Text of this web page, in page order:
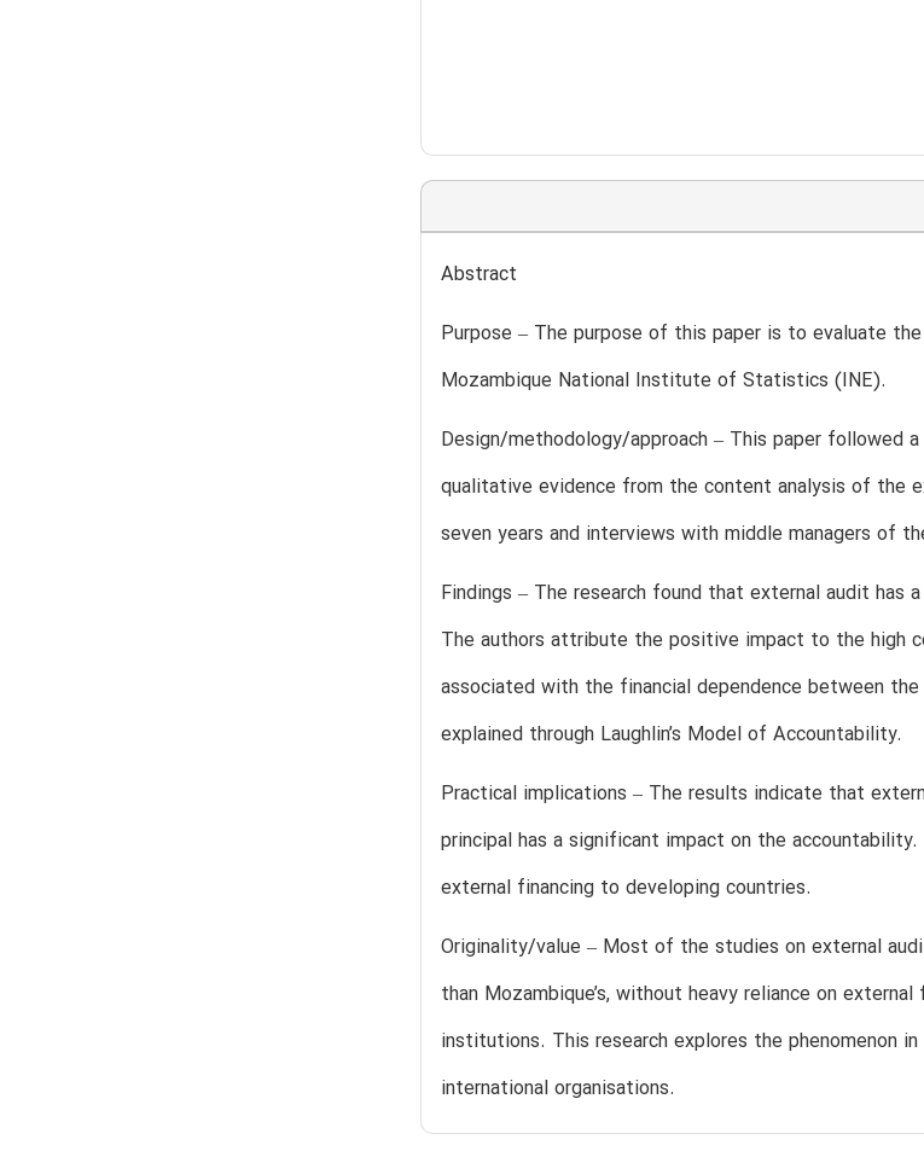
Abstract
Purpose – The purpose of this paper is to evaluate
Mozambique National Institute of Statistics (INE).
Design/methodology/approach – This paper followed
qualitative evidence from the content analysis of the
seven years and interviews with middle managers of
Findings – The research found that external audit has
The authors attribute the positive impact to the high
associated with the financial dependence between
explained through Laughlin’s Model of Accountability.
Practical implications – The results indicate that
principal has a significant impact on the
external financing to developing countries.
Originality/value – Most of the studies on external
than Mozambique’s, without heavy reliance on
institutions. This research explores the phenomenon
international organisations.